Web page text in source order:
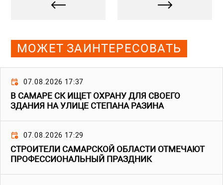
МОЖЕТ ЗАИНТЕРЕСОВАТЬ
07.08.2026 17:37
В САМАРЕ СК ИЩЕТ ОХРАНУ ДЛЯ СВОЕГО
ЗДАНИЯ НА УЛИЦЕ СТЕПАНА РАЗИНА
07.08.2026 17:29
СТРОИТЕЛИ САМАРСКОЙ ОБЛАСТИ ОТМЕЧАЮТ
ПРОФЕССИОНАЛЬНЫЙ ПРАЗДНИК